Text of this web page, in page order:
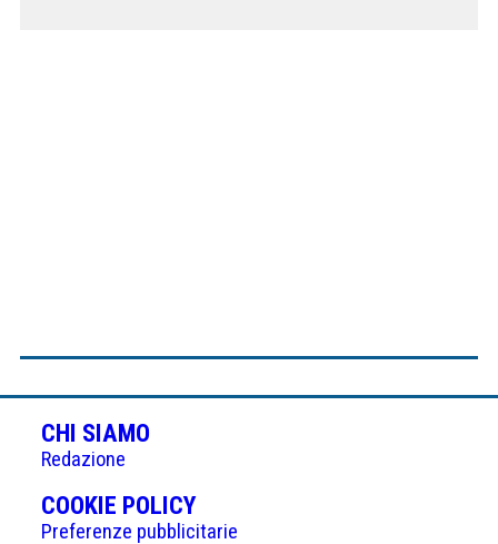
CHI SIAMO
Redazione
COOKIE POLICY(APRE
IN
Preferenze pubblicitarie